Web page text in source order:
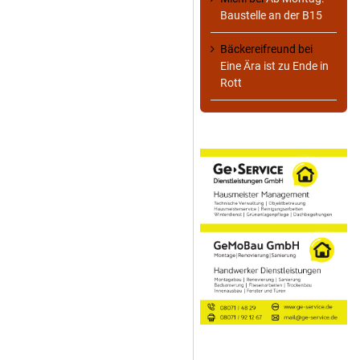
Baustelle an der B15
Bäckereifreund bei
Eine Ära ist zu Ende in
Rott